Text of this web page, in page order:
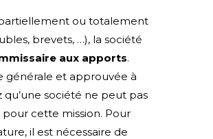
ou totalement
brevets, …), la société
aux apports.
générale et approuvée à
société ne peut pas
pour cette mission. Pour
il est nécessaire de